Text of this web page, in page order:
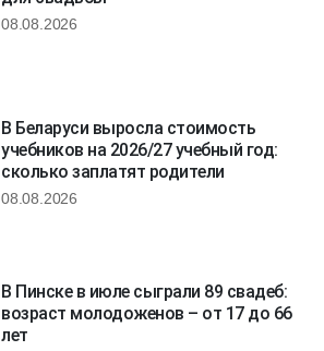
08.08.2026
В Беларуси выросла стоимость
учебников на 2026/27 учебный год:
сколько заплатят родители
08.08.2026
В Пинске в июле сыграли 89 свадеб:
возраст молодоженов – от 17 до 66
лет